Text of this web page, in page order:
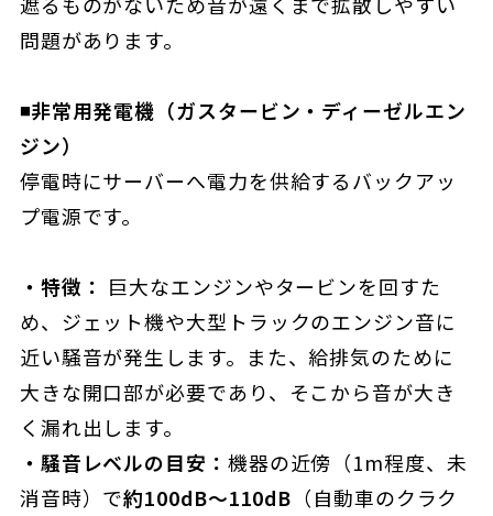
問題があります。
◾️非常用発電機（ガスタービン・ディーゼルエン
ジン）
停電時にサーバーへ電力を供給するバックアッ
プ電源です。
・特徴： 巨大なエンジンやタービンを回すた
め、ジェット機や大型トラックのエンジン音に
近い騒音が発生します。また、給排気のために
大きな開口部が必要であり、そこから音が大き
く漏れ出します。
・騒音レベルの目安： 機器の近傍（1m程度、未
消音時）で約100dB〜110dB （自動車のクラク